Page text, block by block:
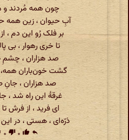
چون همه مُردند و
آبِ حیوان ، زین همه
بر فلک رُو این دم ،
تا خری رهوار ، بی
صد هزاران ، چشمِ
گشت خون‌باران همه،
صد هزاران ، جانِ
غرقهٔ این راه شد ،
ای فرید ، از فرش
ذرّه‌ای ، هستی ، در
reply
thumb_up ۰ thumb_down ۰